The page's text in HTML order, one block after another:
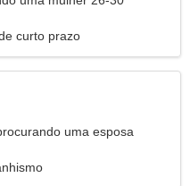
curto prazo
uma esposa